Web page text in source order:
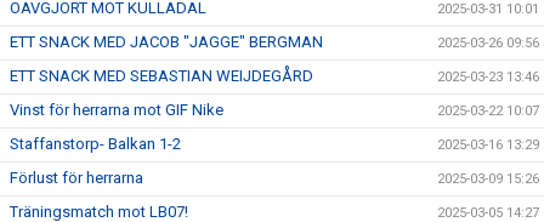
OAVGJORT MOT KULLADAL 2025-03-31 10:01
ETT SNACK MED JACOB "JAGGE" BERGMAN 2025-03-26 09:56
ETT SNACK MED SEBASTIAN WEIJDEGÅRD 2025-03-23 13:46
Vinst för herrarna mot GIF Nike 2025-03-22 10:07
Staffanstorp- Balkan 1-2 2025-03-16 13:29
Förlust för herrarna 2025-03-09 15:26
Träningsmatch mot LB07! 2025-03-05 14:27